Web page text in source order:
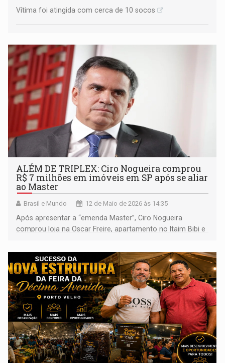
Vítima foi atingida com cerca de 10 socos
ALÉM DE TRIPLEX: Ciro Nogueira comprou
R$ 7 milhões em imóveis em SP após se aliar
ao Master
Brasil e Mundo 12 de Maio de 2026 às 14:35
Após apresentar a “emenda Master”, Ciro Nogueira
comprou loja na Oscar Freire, apartamento no Itaim Bibi e